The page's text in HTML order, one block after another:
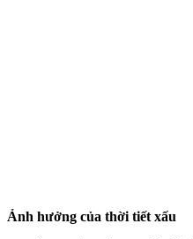
Ảnh hưởng của thời tiết xấu